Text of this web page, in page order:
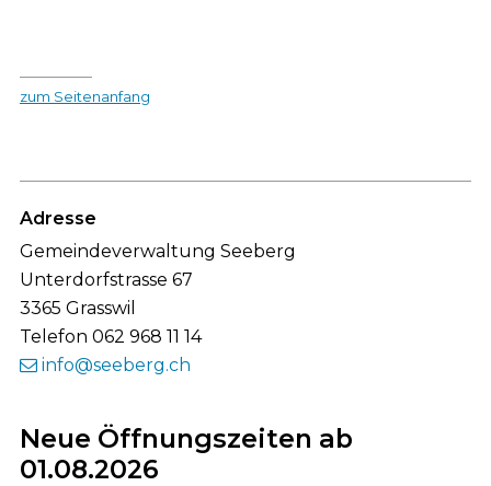
zum Seitenanfang
Adresse
Gemeindeverwaltung Seeberg
Unterdorfstrasse 67
3365 Grasswil
Telefon 062 968 11 14
info@seeberg.ch
Neue Öffnungszeiten ab
01.08.2026